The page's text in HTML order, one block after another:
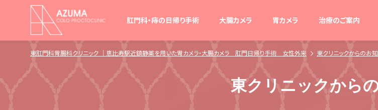
肛門科・痔の日帰り手術 大腸カメラ 胃カメラ 治療のご案内
東肛門科胃腸科クリニック ｜恵比寿駅近鎮静薬を用いた胃カメラ・大腸カメラ 肛門日帰り手術 女性外来 東クリニックからのお
東クリニックから